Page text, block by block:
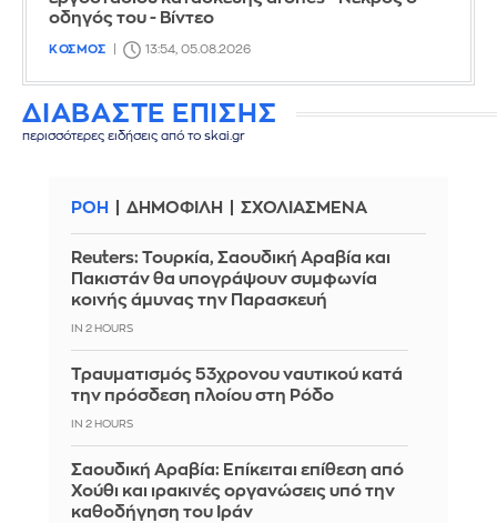
οδηγός του - Βίντεο
ΚΟΣΜΟΣ 13:54, 05.08.2026
ΔΙΑΒΑΣΤΕ ΕΠΙΣΗΣ
περισσότερες ειδήσεις από το skai.gr
ΡΟΗ ΔΗΜΟΦΙΛΗ ΣΧΟΛΙΑΣΜΕΝΑ
Reuters: Τουρκία, Σαουδική Αραβία και
Πακιστάν θα υπογράψουν συμφωνία
κοινής άμυνας την Παρασκευή
IN 2 HOURS
Τραυματισμός 53χρονου ναυτικού κατά
την πρόσδεση πλοίου στη Ρόδο
IN 2 HOURS
Σαουδική Αραβία: Επίκειται επίθεση από
Χούθι και ιρακινές οργανώσεις υπό την
καθοδήγηση του Ιράν